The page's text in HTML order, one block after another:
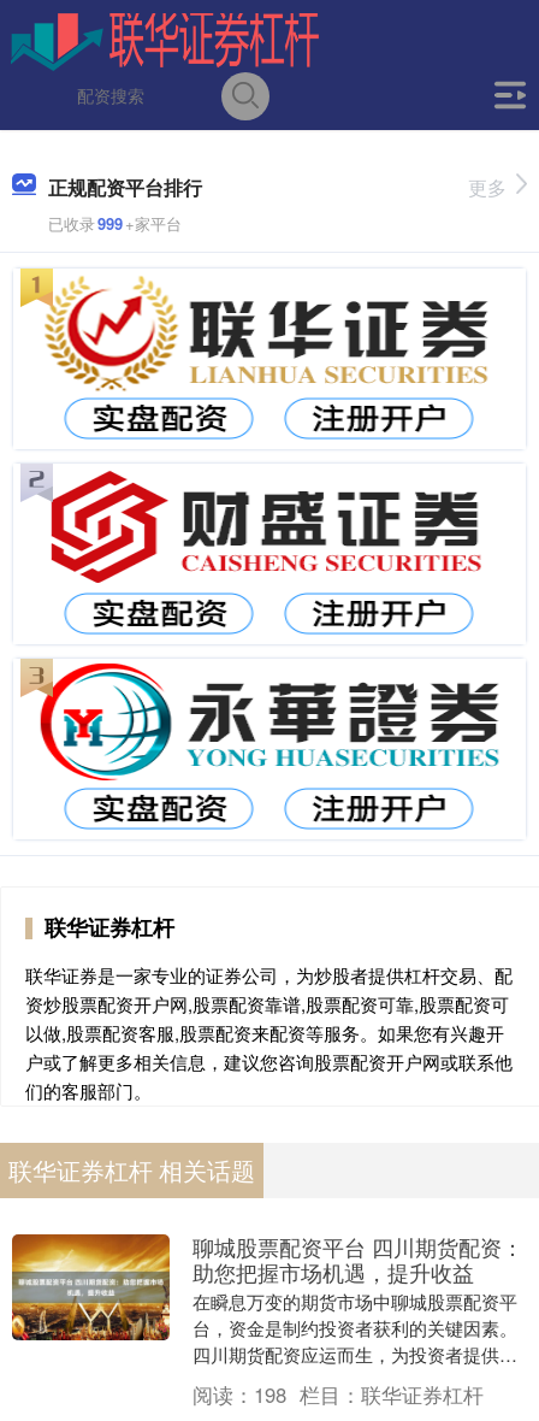
正规配资平台排行
已收录999+家平台
更多
联华证券杠杆
联华证券是一家专业的证券公司，为炒股者提供杠杆交易、配
资炒股票配资开户网,股票配资靠谱,股票配资可靠,股票配资可
以做,股票配资客服,股票配资来配资等服务。如果您有兴趣开
户或了解更多相关信息，建议您咨询股票配资开户网或联系他
们的客服部门。
联华证券杠杆 相关话题
聊城股票配资平台 四川期货配资：
助您把握市场机遇，提升收益
在瞬息万变的期货市场中聊城股票配资平
台，资金是制约投资者获利的关键因素。
四川期货配资应运而生，为投资者提供杠
杆资金，帮助他们放大收益，把握市场机
遇。 * **资....
阅读： 198 栏目： 联华证券杠杆